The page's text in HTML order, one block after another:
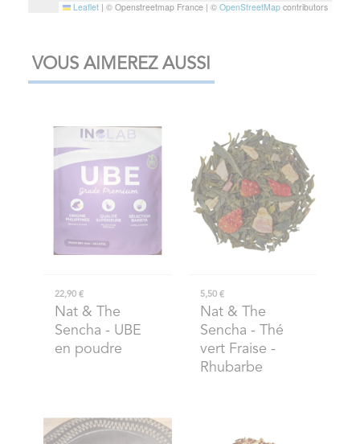
Leaflet | © Openstreetmap France | © OpenStreetMap contributors
VOUS AIMEREZ AUSSI
22,90 €
Nat & The
Sencha - UBE
en poudre
5,50 €
Nat & The
Sencha - Thé
vert Fraise -
Rhubarbe